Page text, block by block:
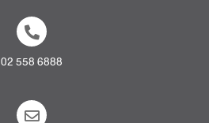
02 558 6888